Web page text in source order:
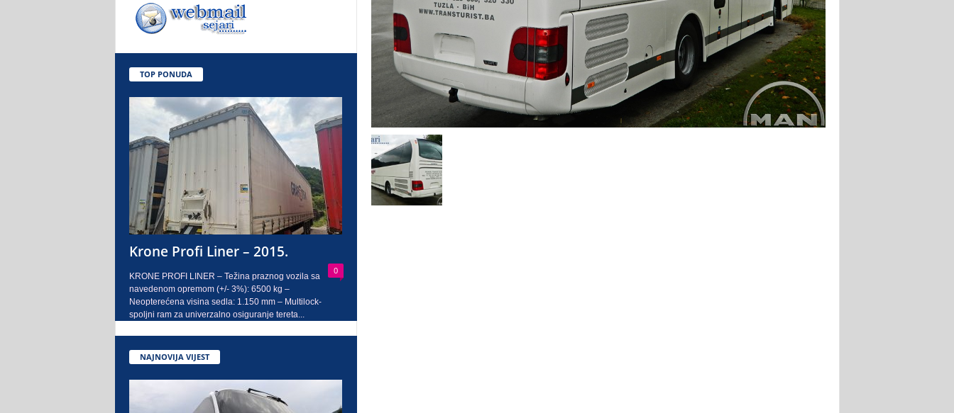
o
.
a
j
o
TOP PONUDA
Krone Profi Liner – 2015.
0
KRONE PROFI LINER – Težina praznog vozila sa
navedenom opremom (+/- 3%): 6500 kg –
Neopterećena visina sedla: 1.150 mm – Multilock-
spoljni ram za univerzalno osiguranje tereta...
NAJNOVIJA VIJEST